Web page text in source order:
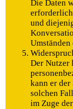
Die Daten
erforderlich
und
Der Nutzer
kann er der
solchen
im Zuge